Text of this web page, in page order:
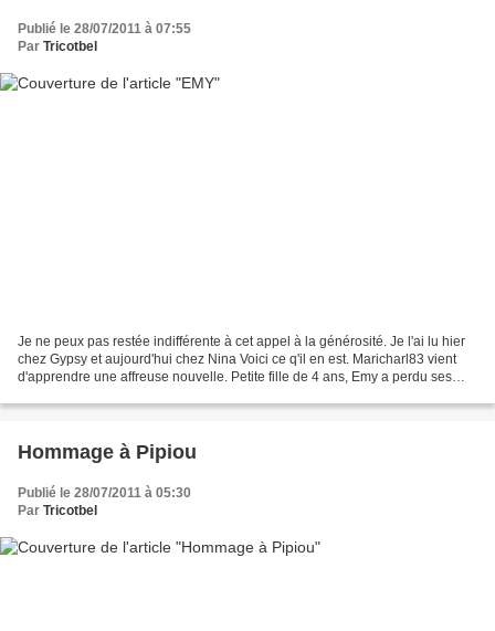
Publié le 28/07/2011 à 07:55
Par Tricotbel
Je ne peux pas restée indifférente à cet appel à la générosité. Je l'ai lu hier
chez Gypsy et aujourd'hui chez Nina Voici ce q'il en est. Maricharl83 vient
d'apprendre une affreuse nouvelle. Petite fille de 4 ans, Emy a perdu ses
Hommage à Pipiou
Publié le 28/07/2011 à 05:30
Par Tricotbel